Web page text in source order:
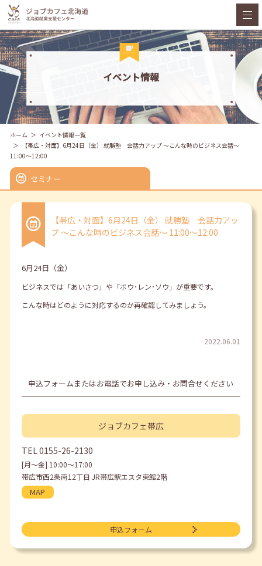
イベント情報
ホーム
イベント情報一覧
【帯広・対面】6月24日（金） 就勝塾 会話力アップ ～こんな時のビジネス会話～
11:00～12:00
セミナー
【帯広・対面】6月24日（金） 就勝塾 会話力アッ
プ ～こんな時のビジネス会話～ 11:00～12:00
6月24日（金）
ビジネスでは「あいさつ」や「ボウ･レン･ソウ」が重要です。
こんな時はどのように対応するのか再確認してみましょう。
2022.06.01
申込フォームまたはお電話でお申し込み・お問合せください
ジョブカフェ帯広
TEL0155-26-2130
[月〜金] 10:00〜17:00
帯広市西2条南12丁目 JR帯広駅エスタ東館2階
MAP
申込フォーム